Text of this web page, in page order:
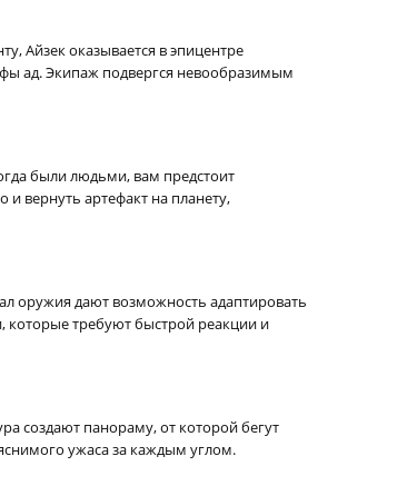
Айзек оказывается в эпицентре
ад. Экипаж подвергся невообразимым
были людьми, вам предстоит
вернуть артефакт на планету,
оружия дают возможность адаптировать
которые требуют быстрой реакции и
создают панораму, от которой бегут
ужаса за каждым углом.